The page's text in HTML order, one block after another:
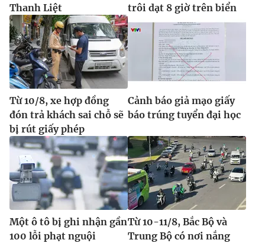
Thanh Liệt
trôi dạt 8 giờ trên biển
Từ 10/8, xe hợp đồng
đón trả khách sai chỗ sẽ
bị rút giấy phép
Cảnh báo giả mạo giấy
báo trúng tuyển đại học
Một ô tô bị ghi nhận gần
100 lỗi phạt nguội
Từ 10-11/8, Bắc Bộ và
Trung Bộ có nơi nắng